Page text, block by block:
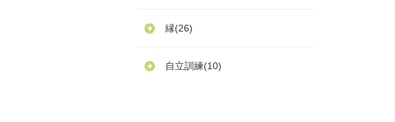
縁(26)
自立訓練(10)